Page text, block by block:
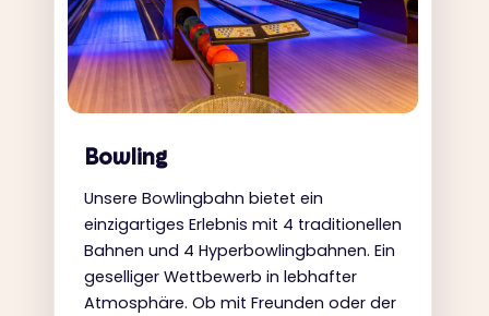
Bowling
Unsere Bowlingbahn bietet ein
einzigartiges Erlebnis mit 4 traditionellen
Bahnen und 4 Hyperbowlingbahnen. Ein
geselliger Wettbewerb in lebhafter
Atmosphäre. Ob mit Freunden oder der